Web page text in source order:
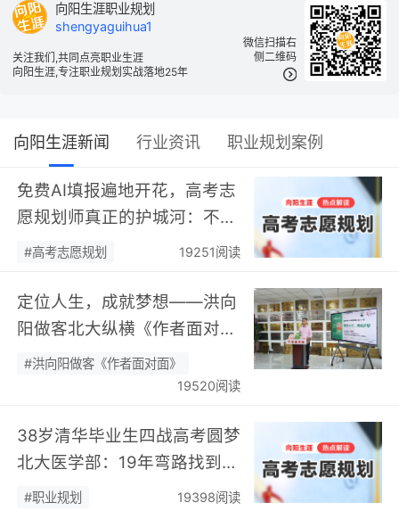
微信扫描右
侧二维码
向阳生涯职业规划
shengyaguihua1
关注我们,共同点亮职业生涯
向阳生涯,专注职业规划实战落地25年
向阳生涯新闻 行业资讯 职业规划案例
免费AI填报遍地开花，高考志
愿规划师真正的护城河：不靠
数据，靠“人”…
#高考志愿规划 19251阅读
定位人生，成就梦想——洪向
阳做客北大纵横《作者面对
面》开展职业规划专题分享…
#洪向阳做客《作者面对面》
19520阅读
38岁清华毕业生四战高考圆梦
北大医学部：19年弯路找到终
身热爱，可幸又可惜！…
#职业规划 19398阅读